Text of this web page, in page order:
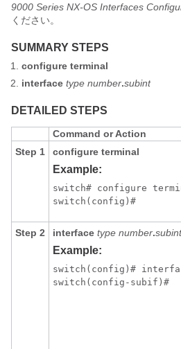
9000 Series NX-OS Interfaces
ください。
SUMMARY STEPS
configure terminal
interface type number.subint
DETAILED STEPS
Command or Action
Step 1
configure terminal
Example:
switch# configure
switch(config)#
Step 2 interface type number.subint
Example:
switch(config)#
switch(config-subif)#